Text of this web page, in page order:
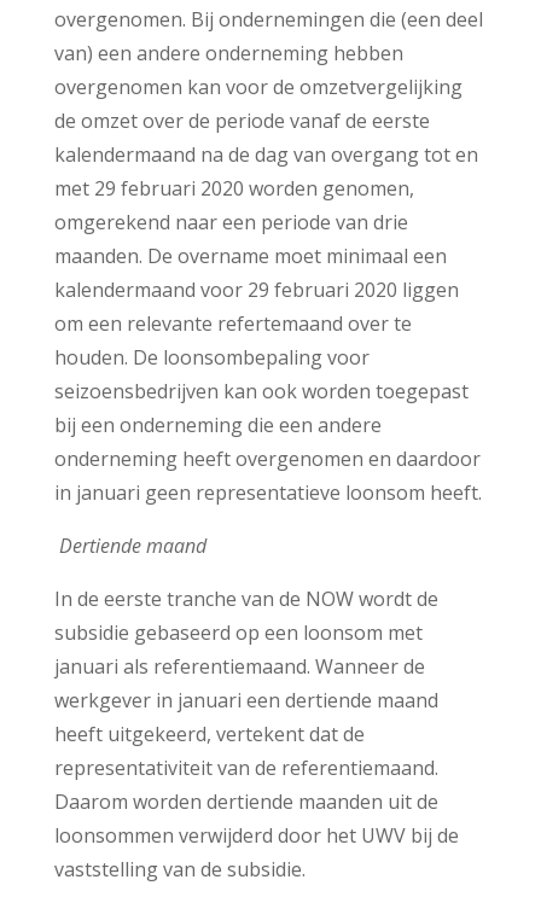
overgenomen. Bij ondernemingen die (een deel
van) een andere onderneming hebben
overgenomen kan voor de omzetvergelijking
de omzet over de periode vanaf de eerste
kalendermaand na de dag van overgangtot en
met 29 februari 2020 worden genomen,
omgerekend naar een periode van drie
maanden. De overname moet minimaal een
kalendermaand voor 29 februari 2020 liggen
om een relevante refertemaand over te
houden. De loonsombepaling voor
seizoensbedrijven kan ook worden toegepast
bij een onderneming die een andere
onderneming heeft overgenomen en daardoor
in januari geen representatieve loonsom heeft.
Dertiende maand
In de eerste tranche van de NOW wordt de
subsidie gebaseerd op een loonsom met
januari als referentiemaand. Wanneer de
werkgever in januari een dertiende maand
heeft uitgekeerd, vertekent dat de
representativiteit van de referentiemaand.
Daarom worden dertiende maanden uit de
loonsommen verwijderd door het UWV bij de
vaststelling van de subsidie.